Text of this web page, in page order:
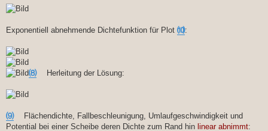
Exponentiell abnehmende Dichtefunktion für Plot ⑽:
⑻Herleitung der Lösung:
⑼Flächendichte, Fallbeschleunigung, Umlaufgeschwindigkeit und
Potential bei einer Scheibe deren Dichte zum Rand hin linear abnimmt: